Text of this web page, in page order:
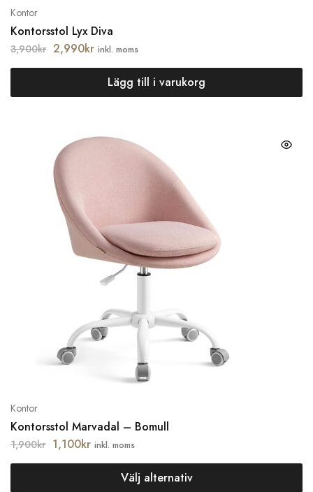
Kontor
Kontorsstol Lyx Diva
3,900kr 2,990kr inkl. moms
Lägg till i varukorg
Kontor
Kontorsstol Marvadal – Bomull
1,900kr 1,100kr inkl. moms
Välj alternativ